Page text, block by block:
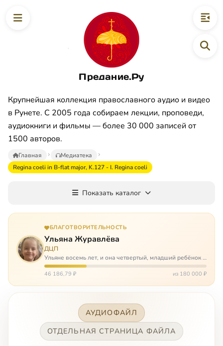
Предание.Ру
Крупнейшая коллекция православного аудио и видео
в Рунете. С 2005 года собираем лекции, проповеди,
аудиокниги и фильмы — более 30 000 записей от
1500 авторов.
Главная
Медиатека
Regina coeli in B-flat major, K.127 - I. Regina coeli
Показать каталог
БЛАГОТВОРИТЕЛЬНОСТЬ
Ульяна Журавлёва
ДЦП
Ульяне восемь лет, и она четвертый, младший ребёнок в
многодетной семье. И с самого рождения Ульяну лечат.
Несколько операций, ежедневные процедуры,
46 186,79 ₽ из 180 000 ₽
АУДИОФАЙЛ
ОТДЕЛЬНАЯ СТРАНИЦА ФАЙЛА